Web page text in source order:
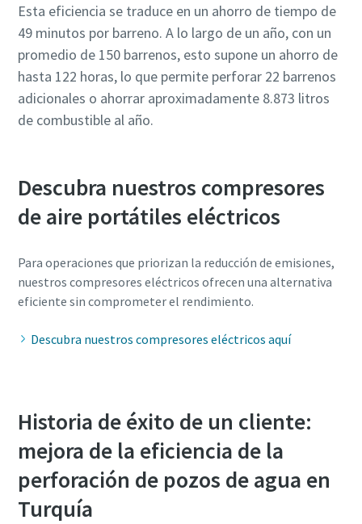
Esta eficiencia se traduce en un ahorro de tiempo de
49 minutos por barreno. A lo largo de un año, con un
promedio de 150 barrenos, esto supone un ahorro de
hasta 122 horas, lo que permite perforar 22 barrenos
adicionales o ahorrar aproximadamente 8.873 litros
de combustible al año.
Descubra nuestros compresores
de aire portátiles eléctricos
Para operaciones que priorizan la reducción de emisiones,
nuestros compresores eléctricos ofrecen una alternativa
eficiente sin comprometer el rendimiento.
Descubra nuestros compresores eléctricos aquí
Historia de éxito de un cliente:
mejora de la eficiencia de la
perforación de pozos de agua en
Turquía